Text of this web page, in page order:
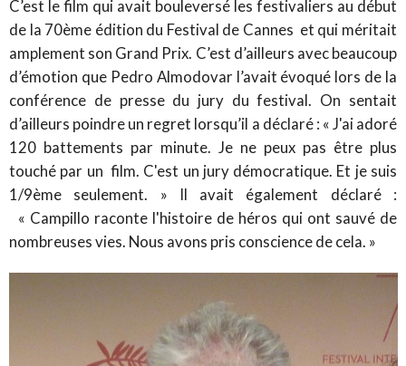
C’est le film qui avait bouleversé les festivaliers au début
de la 70ème édition du Festival de Cannes et qui méritait
amplement son Grand Prix. C’est d’ailleurs avec beaucoup
d’émotion que Pedro Almodovar l’avait évoqué lors de la
conférence de presse du jury du festival. On sentait
d’ailleurs poindre un regret lorsqu’il a déclaré : « J'ai adoré
120 battements par minute. Je ne peux pas être plus
touché par un film. C'est un jury démocratique. Et je suis
1/9ème seulement. » Il avait également déclaré :
« Campillo raconte l'histoire de héros qui ont sauvé de
nombreuses vies. Nous avons pris conscience de cela. »